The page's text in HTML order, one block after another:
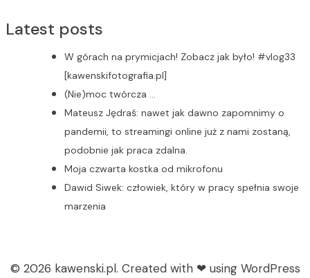
Latest posts
W górach na prymicjach! Zobacz jak było! #vlog33
[kawenskifotografia.pl]
(Nie)moc twórcza …
Mateusz Jędraś: nawet jak dawno zapomnimy o
pandemii, to streamingi online już z nami zostaną,
podobnie jak praca zdalna.
Moja czwarta kostka od mikrofonu
Dawid Siwek: człowiek, który w pracy spełnia swoje
marzenia
© 2026 kawenski.pl. Created with ❤ using WordPress